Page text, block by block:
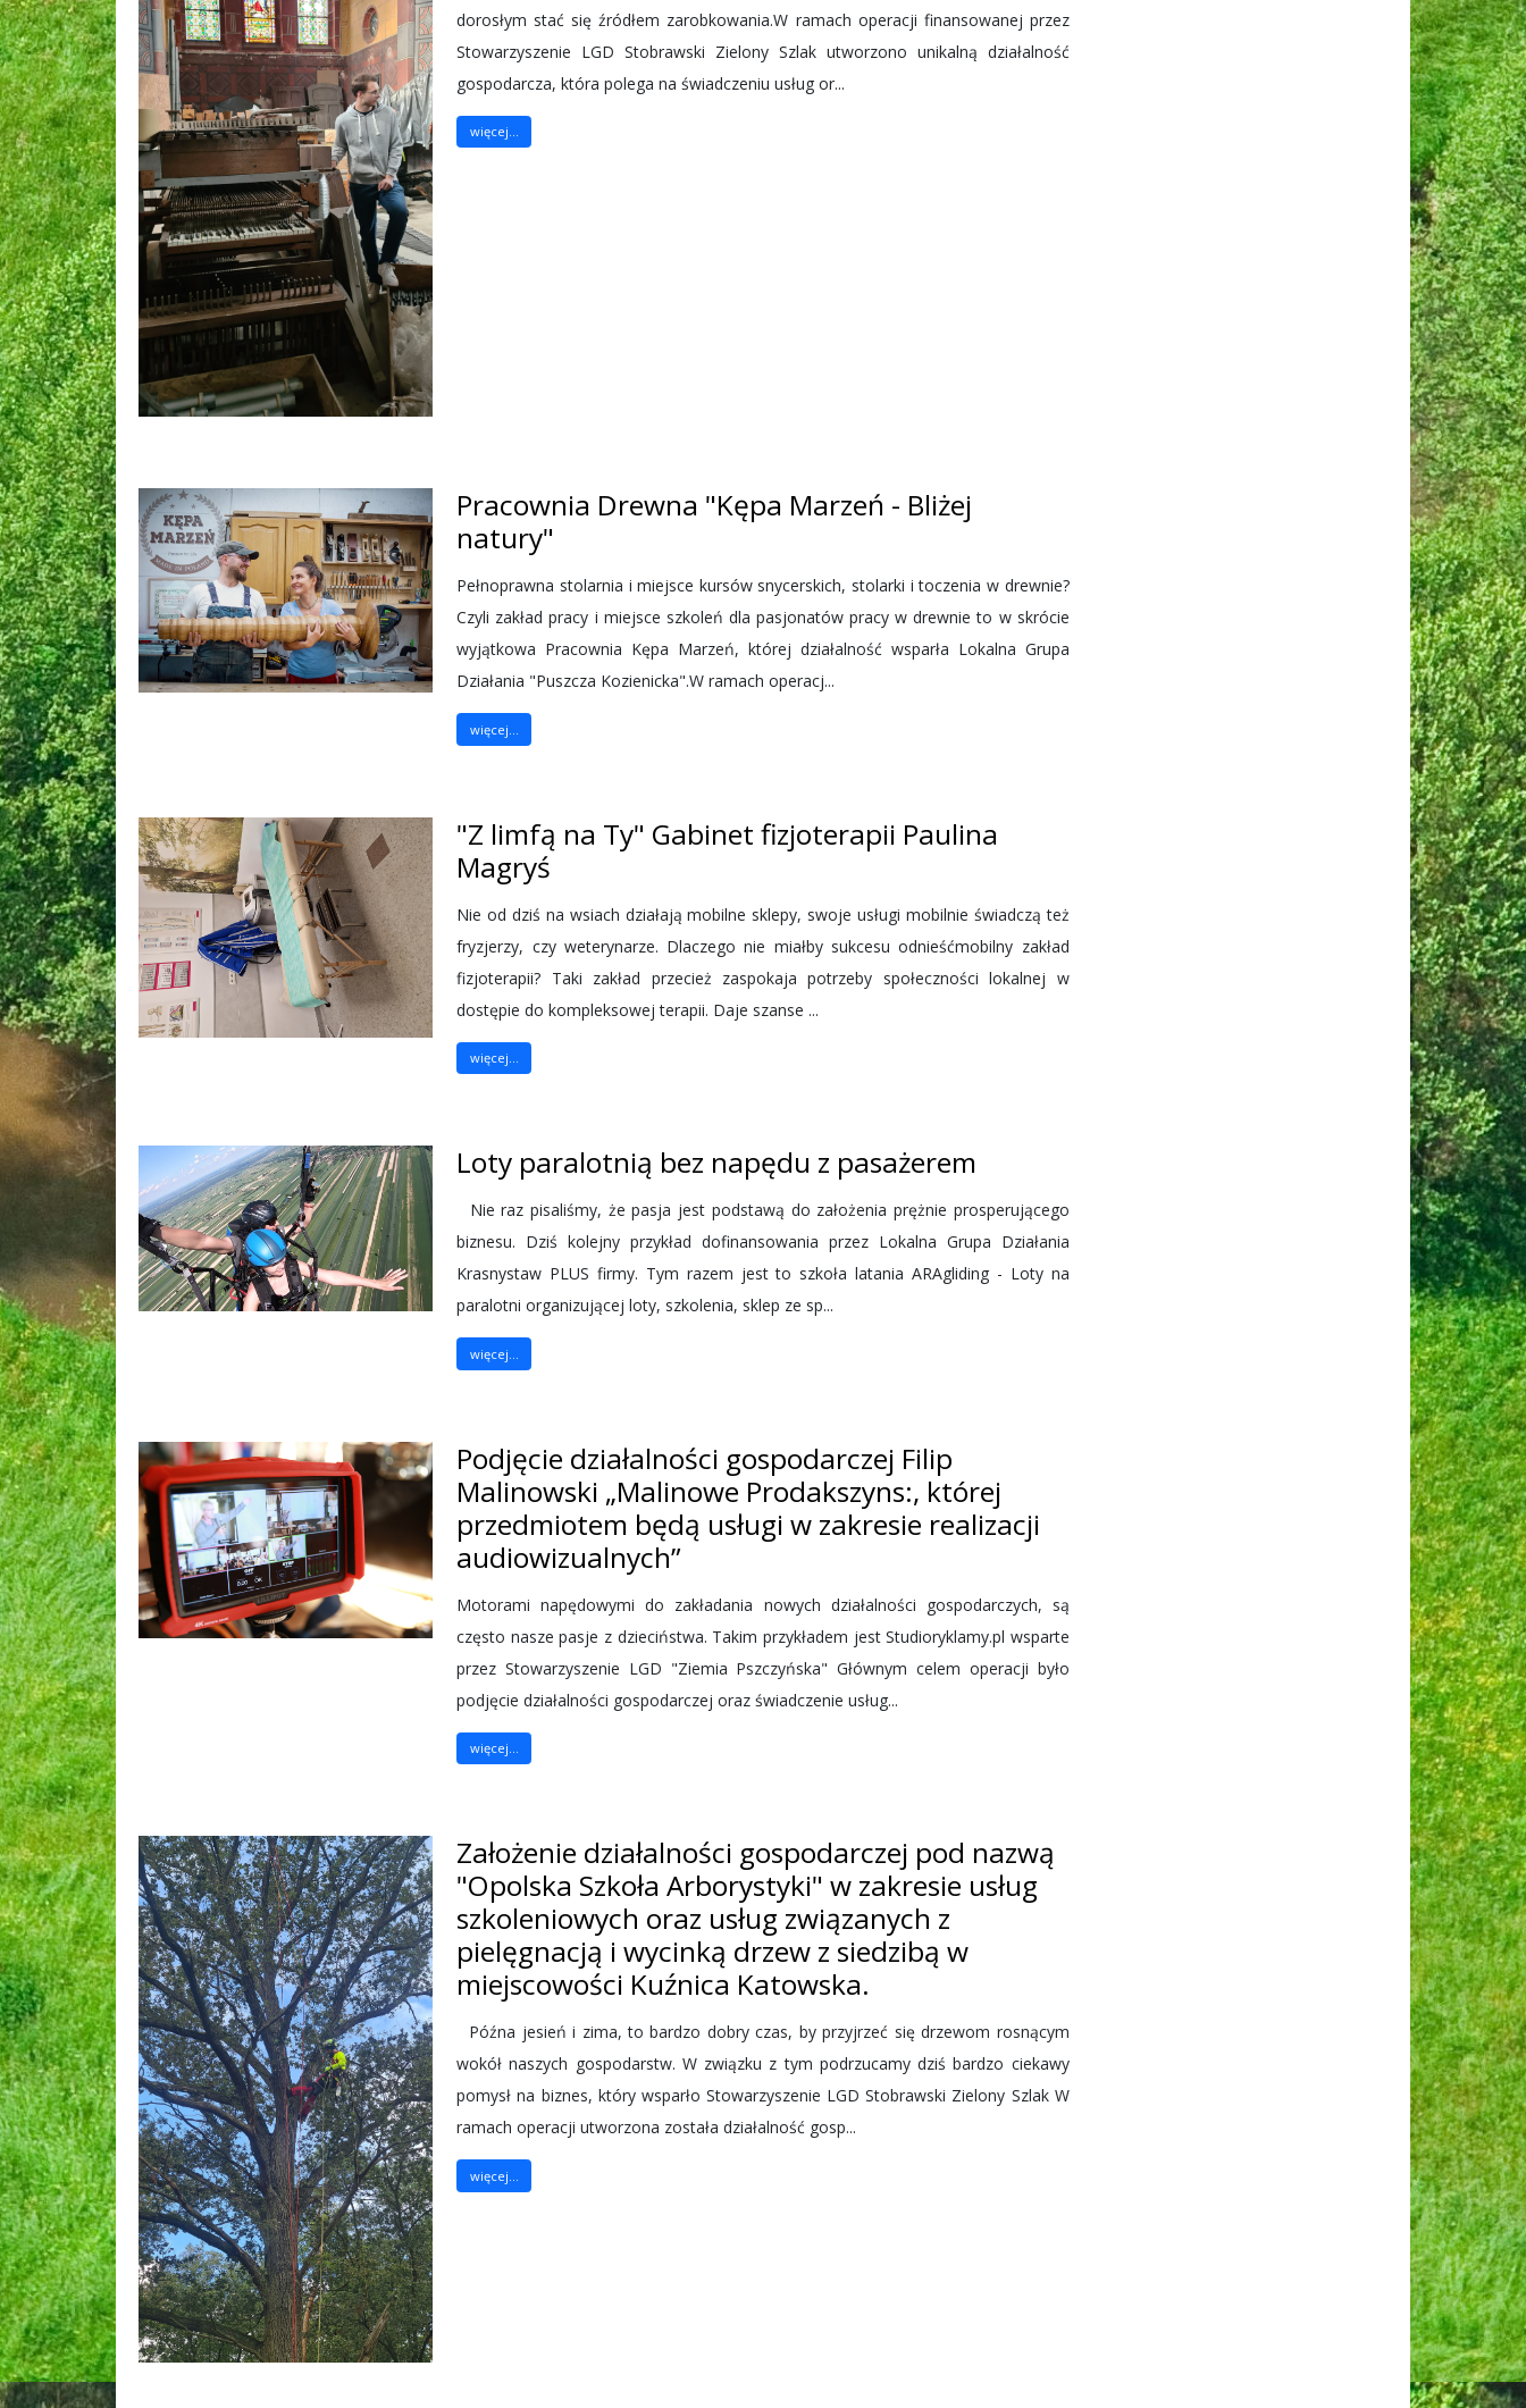
dorosłym stać się źródłem zarobkowania.W ramach operacji finansowanej przez
Stowarzyszenie LGD Stobrawski Zielony Szlak utworzono unikalną działalność
gospodarcza, która polega na świadczeniu usług or...
więcej...
Pracownia Drewna "Kępa Marzeń - Bliżej
natury"
Pełnoprawna stolarnia i miejsce kursów snycerskich, stolarki i toczenia w drewnie?
Czyli zakład pracy i miejsce szkoleń dla pasjonatów pracy w drewnie to w skrócie
wyjątkowa Pracownia Kępa Marzeń, której działalność wsparła Lokalna Grupa
Działania "Puszcza Kozienicka".W ramach operacj...
więcej...
"Z limfą na Ty" Gabinet fizjoterapii Paulina
Magryś
Nie od dziś na wsiach działają mobilne sklepy, swoje usługi mobilnie świadczą też
fryzjerzy, czy weterynarze. Dlaczego nie miałby sukcesu odnieśćmobilny zakład
fizjoterapii? Taki zakład przecież zaspokaja potrzeby społeczności lokalnej w
dostępie do kompleksowej terapii. Daje szanse ...
więcej...
Loty paralotnią bez napędu z pasażerem
Nie raz pisaliśmy, że pasja jest podstawą do założenia prężnie prosperującego
biznesu. Dziś kolejny przykład dofinansowania przez Lokalna Grupa Działania
Krasnystaw PLUS firmy. Tym razem jest to szkoła latania ARAgliding - Loty na
paralotni organizującej loty, szkolenia, sklep ze sp...
więcej...
Podjęcie działalności gospodarczej Filip
Malinowski „Malinowe Prodakszyns:, której
przedmiotem będą usługi w zakresie realizacji
audiowizualnych”
Motorami napędowymi do zakładania nowych działalności gospodarczych, są
często nasze pasje z dzieciństwa. Takim przykładem jest Studioryklamy.pl wsparte
przez Stowarzyszenie LGD "Ziemia Pszczyńska" Głównym celem operacji było
podjęcie działalności gospodarczej oraz świadczenie usług...
więcej...
Założenie działalności gospodarczej pod nazwą
"Opolska Szkoła Arborystyki" w zakresie usług
szkoleniowych oraz usług związanych z
pielęgnacją i wycinką drzew z siedzibą w
miejscowości Kuźnica Katowska.
Późna jesień i zima, to bardzo dobry czas, by przyjrzeć się drzewom rosnącym
wokół naszych gospodarstw. W związku z tym podrzucamy dziś bardzo ciekawy
pomysł na biznes, który wsparło Stowarzyszenie LGD Stobrawski Zielony Szlak W
ramach operacji utworzona została działalność gosp...
więcej...